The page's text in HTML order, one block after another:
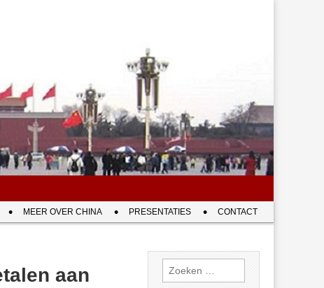
MEER OVER CHINA PRESENTATIES CONTACT
aan
Zoeken
naar: